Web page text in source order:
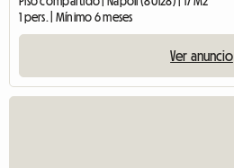
1 pers. | Mínimo 6 meses
Ver anuncio